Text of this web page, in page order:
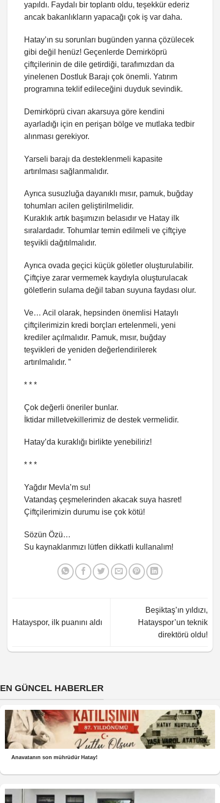
yapıldı. Faydalı bir toplantı oldu, teşekkür ederiz
ancak bakanlıkların yapacağı çok iş var daha.
Hatay’ın su sorunları bugünden yarına çözülecek
gibi değil henüz! Geçenlerde Demirköprü
çiftçilerinin de dile getirdiği, tarafımızdan da
yinelenen Dostluk Barajı çok önemli. Yatırım
programına teklif edileceğini duyduk sevindik.
Demirköprü civarı akarsuya göre kendini
ayarladığı için en perişan bölge ve mutlaka tedbir
alınması gerekiyor.
Yarseli barajı da desteklenmeli kapasite
artırılması sağlanmalıdır.
Ayrıca susuzluğa dayanıklı mısır, pamuk, buğday
tohumları acilen geliştirilmelidir.
Kuraklık artık başımızın belasıdır ve Hatay ilk
sıralardadır. Tohumlar temin edilmeli ve çiftçiye
teşvikli dağıtılmalıdır.
Ayrıca ovada geçici küçük göletler oluşturulabilir.
Çiftçiye zarar vermemek kaydıyla oluşturulacak
göletlerin sulama değil taban suyuna faydası olur.
Ve… Acil olarak, hepsinden önemlisi Hataylı
çiftçilerimizin kredi borçları ertelenmeli, yeni
krediler açılmalıdır. Pamuk, mısır, buğday
teşvikleri de yeniden değerlendirilerek
artırılmalıdır. ”
* * *
Çok değerli öneriler bunlar.
İktidar milletvekillerimiz de destek vermelidir.
Hatay’da kuraklığı birlikte yenebiliriz!
* * *
Yağdır Mevla’m su!
Vatandaş çeşmelerinden akacak suya hasret!
Çiftçilerimizin durumu ise çok kötü!
Sözün Özü…
Su kaynaklarımızı lütfen dikkatli kullanalım!
Hatayspor, ilk puanını aldı
Beşiktaş’ın yıldızı,
Hatayspor’un teknik
direktörü oldu!
EN GÜNCEL HABERLER
Anavatanın son mührüdür Hatay!